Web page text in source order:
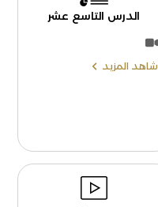
الدرس التاسع عشر
شاهد المزيد